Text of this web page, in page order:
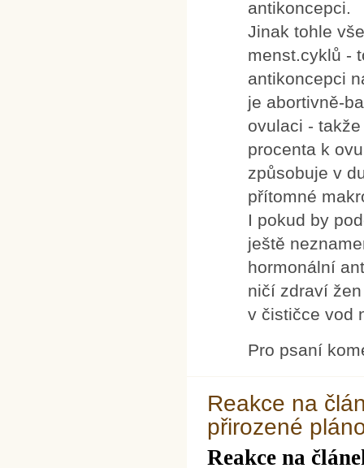
antikoncepci.
Jinak tohle
menst.cyklů -
antikoncepci
je abortivně-
ovulaci -
procenta k
způsobuje v
přítomné
I pokud by
ještě
hormonální
ničí zdraví
v čističce vod
Pro psaní
Reakce na
přirozené
Reakce na